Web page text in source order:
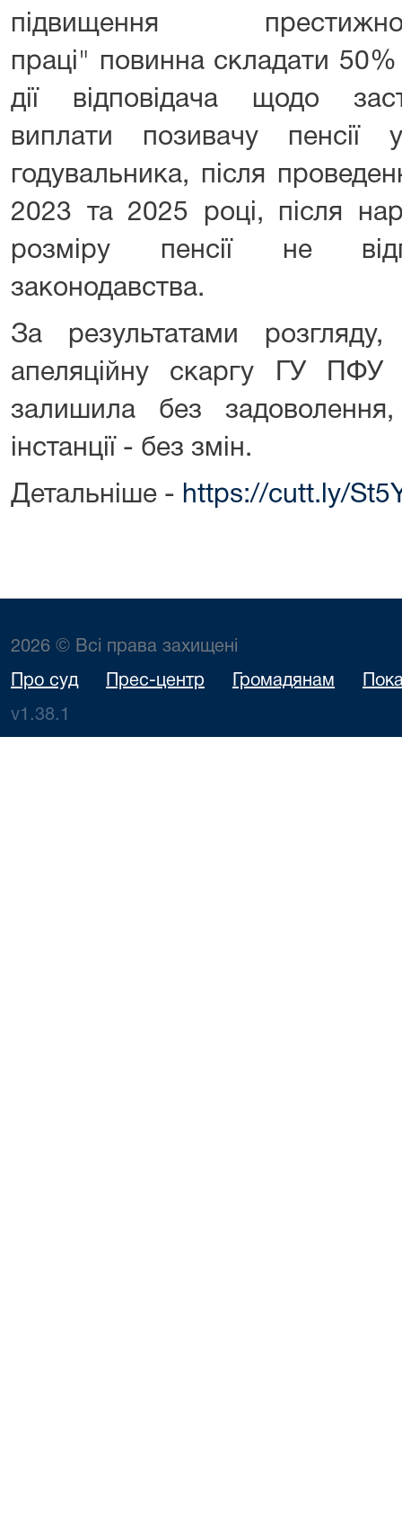
підвищення
праці" повинна складати 50%
дії відповідача щодо
виплати позивачу
годувальника, після
2023 та 2025 році, після
розміру пенсії не
законодавства.
За результатами
апеляційну скаргу ГУ ПФУ
залишила без
інстанції - без змін.
Детальніше - https://cutt.ly/
2026 © Всі права захищені
Про суд Прес-центр Громадянам
v1.38.1